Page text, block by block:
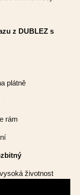
z DUBLEZ s
plátně
rám
životnost